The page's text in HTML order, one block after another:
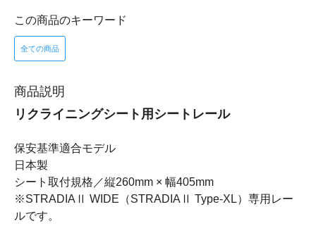
この商品のキーワード
全ての商品
商品説明
リクライニングシート用シートレール
保安基準適合モデル
日本製
シート取付規格／縦260mm × 幅405mm
※STRADIAⅡ WIDE（STRADIAⅡ Type-XL）専用レー
ルです。